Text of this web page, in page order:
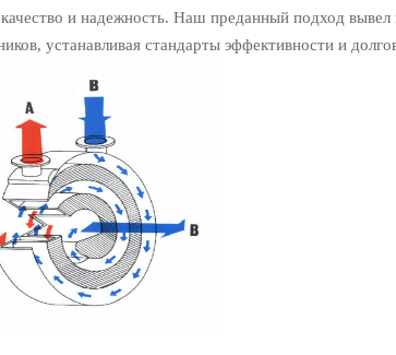
и надежность. Наш преданный подход вывел
устанавливая стандарты эффективности и